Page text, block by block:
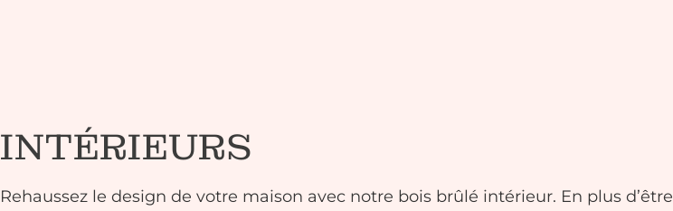
INTÉRIEURS
Rehaussez le design de votre maison avec notre bois brûlé intérieur. En plus d’être